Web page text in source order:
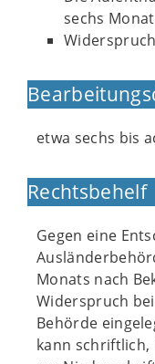
sechs
etwa sechs bis
Rechtsbehelf
Gegen eine
Monats nach
Widerspruch
Behörde
kann